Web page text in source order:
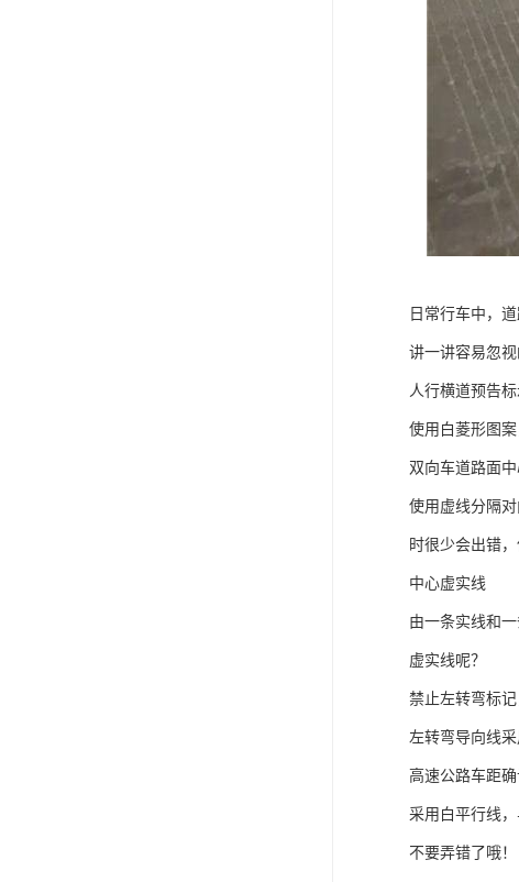
日常行车中，
讲一讲容易忽视
人行横道预告
使用白菱形图
双向车道路面
使用虚线分隔
时很少会出错
中心虚实线
由一条实线和
虚实线呢？
禁止左转弯标
左转弯导向线
高速公路车距
采用白平行线
不要弄错了哦！